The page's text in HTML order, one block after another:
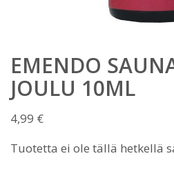
EMENDO
JOULU 10ML
4,99 €
Tuotetta ei ole tällä hetkellä